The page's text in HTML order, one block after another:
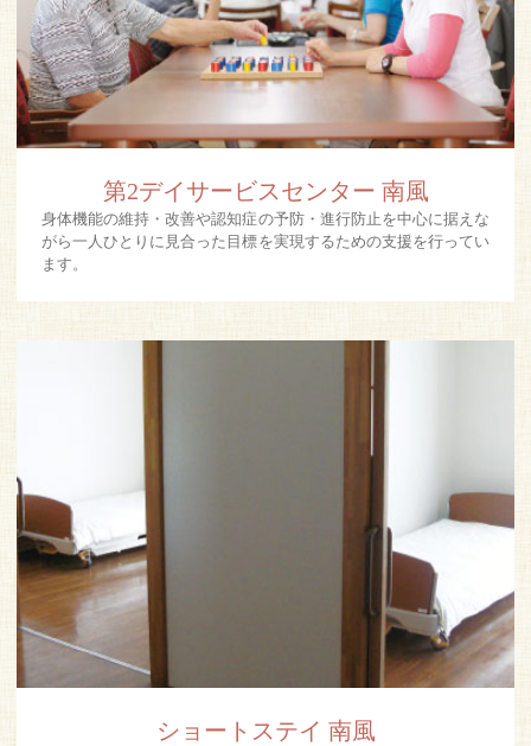
第2デイサービスセンター 南風
身体機能の維持・改善や認知症の予防・進行防止を中心に据えな
がら一人ひとりに見合った目標を実現するための支援を行ってい
ます。
ショートステイ 南風